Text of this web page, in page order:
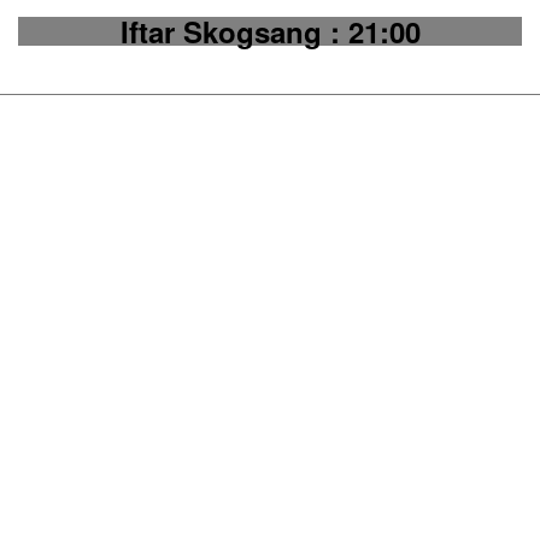
Iftar Skogsang: 21:00